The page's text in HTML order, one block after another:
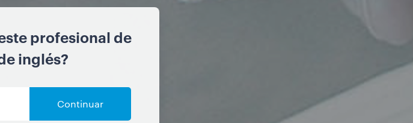
profesional de
inglés?
Continuar